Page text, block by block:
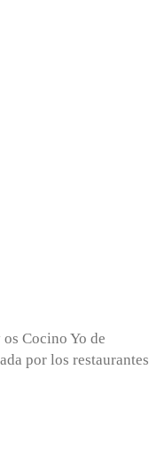
Cocino Yo de
por los restaurantes